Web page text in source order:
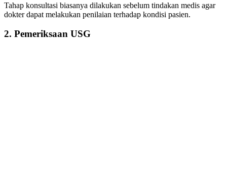
Tahap konsultasi biasanya dilakukan sebelum tindakan medis agar
dokter dapat melakukan penilaian terhadap kondisi pasien.
2. Pemeriksaan USG